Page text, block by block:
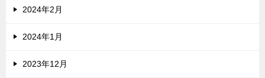
2024年2月
2024年1月
2023年12月